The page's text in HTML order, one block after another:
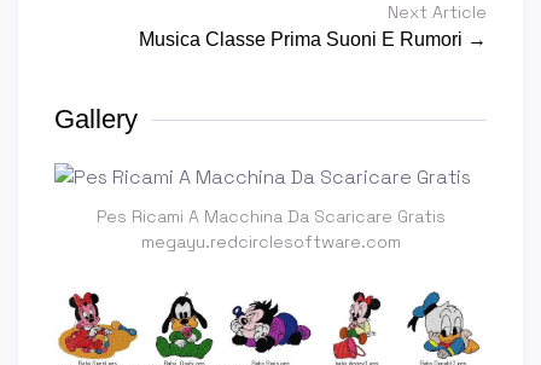
Next Article
Musica Classe Prima Suoni E Rumori →
Gallery
Pes Ricami A Macchina Da Scaricare Gratis
megayu.redcirclesoftware.com